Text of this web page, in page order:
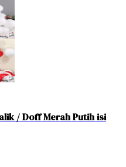
/ Doff Merah Putih isi